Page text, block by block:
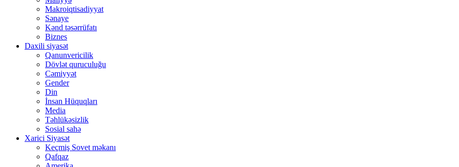
Makroiqtisadiyyat
Sənaye
Kənd təsərrüfatı
Biznes
Daxili siyasət
Qanunvericilik
Dövlət quruculuğu
Cəmiyyət
Gender
Din
İnsan Hüquqları
Media
Təhlükəsizlik
Sosial sahə
Xarici Siyasət
Keçmiş Sovet məkanı
Qafqaz